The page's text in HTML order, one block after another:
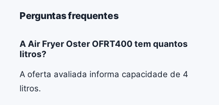
Perguntas frequentes
A Air Fryer Oster OFRT400 tem quantos
litros?
A oferta avaliada informa capacidade de 4
litros.